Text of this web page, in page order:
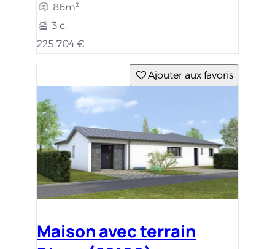
86m²
3 c.
225 704 €
Ajouter aux favoris
Maison avec terrain